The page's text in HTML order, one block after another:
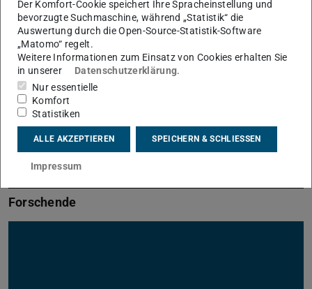
Forschende
Der Komfort-Cookie speichert Ihre Spracheinstellung und
bevorzugte Suchmaschine, während „Statistik“ die
Auswertung durch die Open-Source-Statistik-Software
„Matomo“ regelt.
Weitere Informationen zum Einsatz von Cookies erhalten Sie
in unserer
Datenschutzerklärung.
Nur essentielle
Komfort
Statistiken
ALLE AKZEPTIEREN SPEICHERN & SCHLIESSEN
Impressum